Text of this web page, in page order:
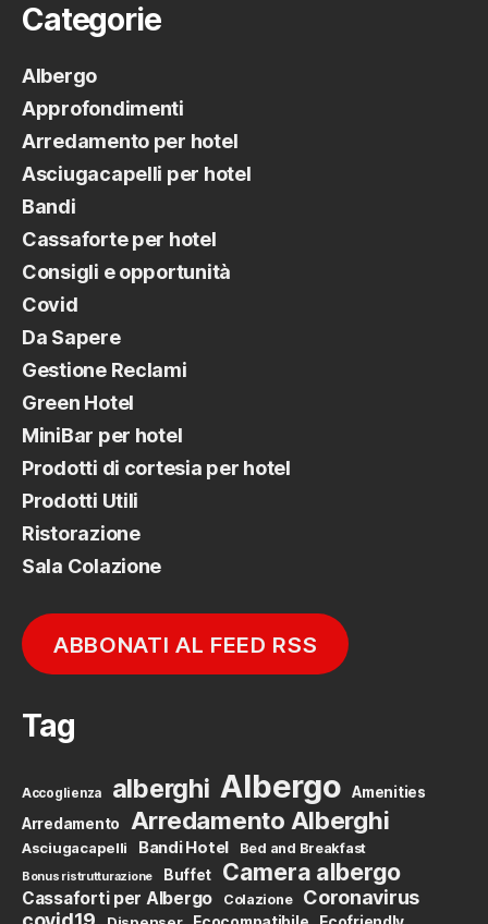
Categorie
Albergo
Approfondimenti
Arredamento per hotel
Asciugacapelli per hotel
Bandi
Cassaforte per hotel
Consigli e opportunità
Covid
Da Sapere
Gestione Reclami
Green Hotel
MiniBar per hotel
Prodotti di cortesia per hotel
Prodotti Utili
Ristorazione
Sala Colazione
ABBONATI AL FEED RSS
Tag
Accoglienza alberghi Albergo
Amenities
Arredamento
Arredamento Alberghi
Asciugacapelli Bandi Hotel Bed and Breakfast
Bonus ristrutturazione Buffet Camera albergo
Cassaforti per Albergo Colazione
Coronavirus